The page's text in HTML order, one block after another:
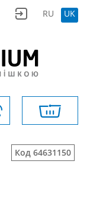
RU UK
Код 64631150